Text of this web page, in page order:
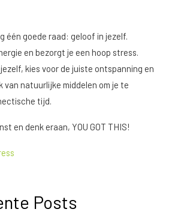
één goede raad: geloof in jezelf.
en bezorgt je een hoop stress.
kies voor de juiste ontspanning en
van natuurlijke middelen om je te
tijd.
en denk eraan, YOU GOT THIS!
Posts